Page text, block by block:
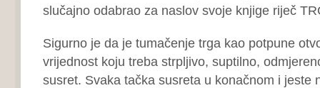
slučajno odabrao za naslov svoje knjige riječ
Sigurno je da je tumačenje trga kao potpune
vrijednost koju treba strpljivo, suptilno,
susret. Svaka tačka susreta u konačnom i jeste